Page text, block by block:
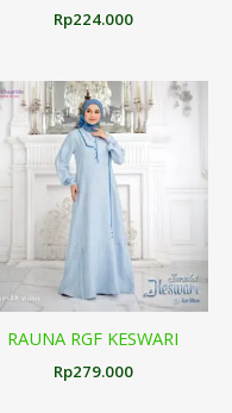
Rp224.000
RAUNA RGF KESWARI
Rp279.000